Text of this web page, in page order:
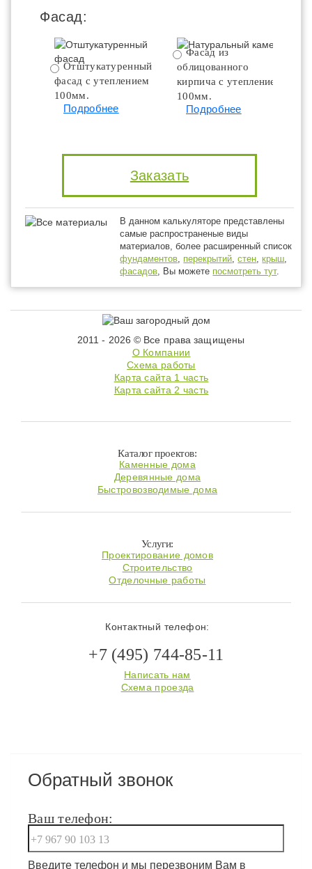
Фасад:
Отштукатуренный
фасад с утеплением
100мм.
Подробнее
Фасад из
облицованного
кирпича с утеплением
100мм.
Подробнее
Заказать
В данном калькуляторе представлены
самые распространеные виды
материалов, более расширенный список
фундаментов, перекрытий,стен,крыш,
фасадов, Вы можете посмотреть тут.
2011 - 2026 © Все права защищены
О Компании
Схема работы
Карта сайта 1 часть
Карта сайта 2 часть
Каталог проектов:
Каменные дома
Деревянные дома
Быстровозводимые дома
Услуги:
Проектирование домов
Строительство
Отделочные работы
Контактный телефон:
+7 (495) 744-85-11
Написать нам
Схема проезда
Обратный звонок
Ваш телефон:
Введите телефон и мы перезвоним Вам в